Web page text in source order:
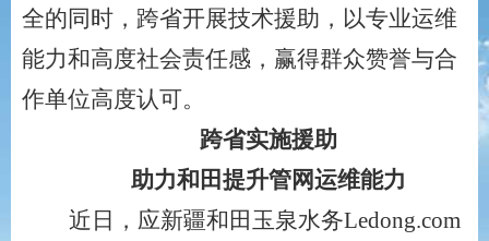
全的同时，跨省开展技术援助，以专业运维
能力和高度社会责任感，赢得群众赞誉与合
作单位高度认可。
跨省实施援助
助力和田提升管网运维能力
近日，应新疆和田玉泉水务Ledong.com